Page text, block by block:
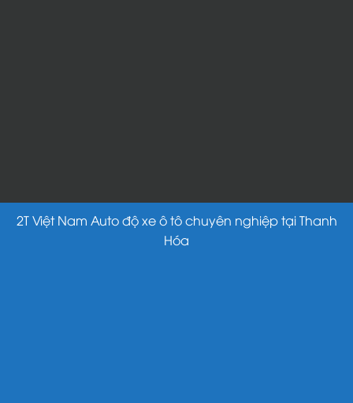
2T Việt Nam Auto độ xe ô tô chuyên nghiệp tại Thanh
Hóa